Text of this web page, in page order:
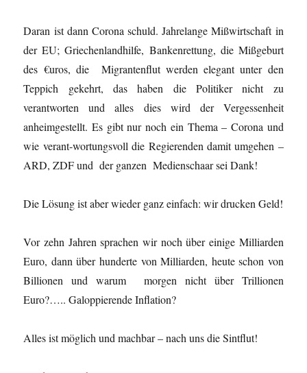
Daran ist dann Corona schuld. Jahrelange Mißwirtschaft in
der EU; Griechenlandhilfe, Bankenrettung, die Mißgeburt
des €uros, die Migrantenflut werden elegant unter den
Teppich gekehrt, das haben die Politiker nicht zu
verantworten und alles dies wird der Vergessenheit
anheimgestellt. Es gibt nur noch ein Thema – Corona und
wie verant-wortungsvoll die Regierenden damit umgehen –
ARD, ZDF und der ganzen Medienschaar sei Dank!
Die Lösung ist aber wieder ganz einfach: wir drucken Geld!
Vor zehn Jahren sprachen wir noch über einige Milliarden
Euro, dann über hunderte von Milliarden, heute schon von
Billionen und warum morgen nicht über Trillionen
Euro?….. Galoppierende Inflation?
Alles ist möglich und machbar – nach uns die Sintflut!